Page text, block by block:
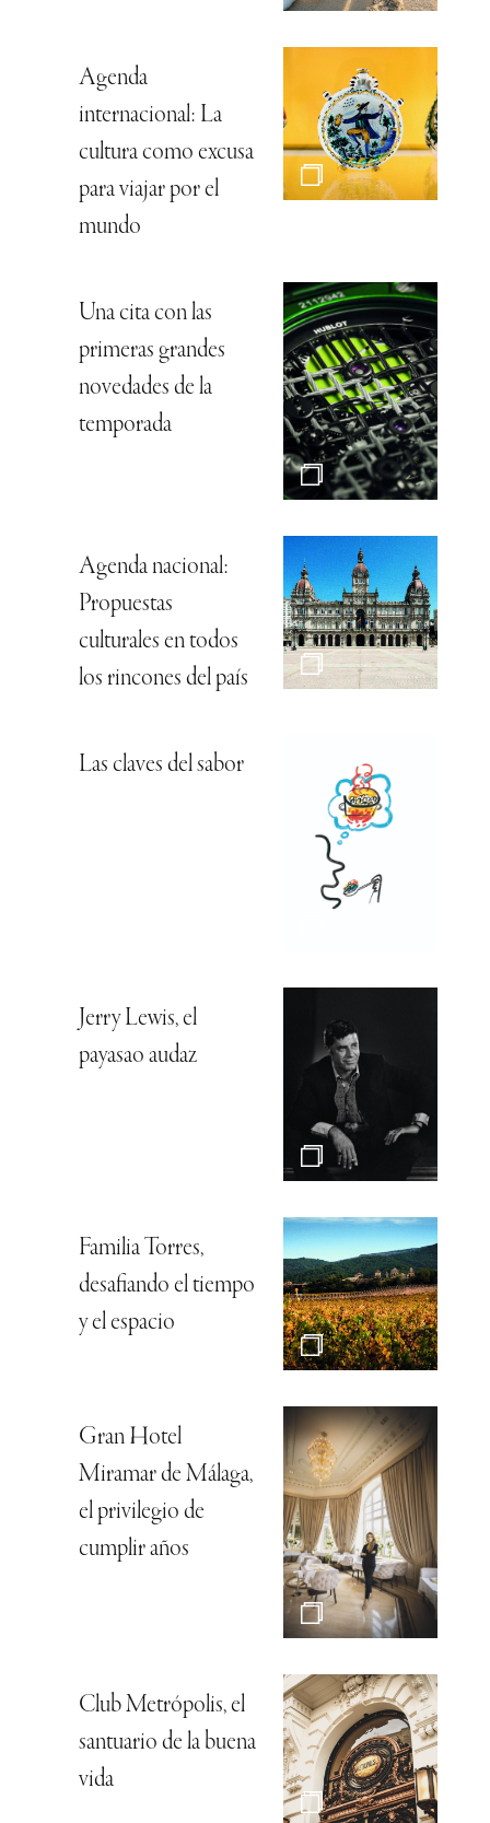
Agenda
internacional: La
cultura como excusa
para viajar por el
mundo
Una cita con las
primeras grandes
novedades de la
temporada
Agenda nacional:
Propuestas
culturales en todos
los rincones del país
Las claves del sabor
Jerry Lewis, el
payasao audaz
Familia Torres,
desafiando el tiempo
y el espacio
Gran Hotel
Miramar de Málaga,
el privilegio de
cumplir años
Club Metrópolis, el
santuario de la buena
vida